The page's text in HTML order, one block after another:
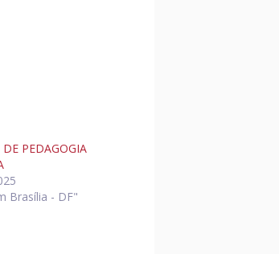
PEDAGOGIA
Brasília - DF"